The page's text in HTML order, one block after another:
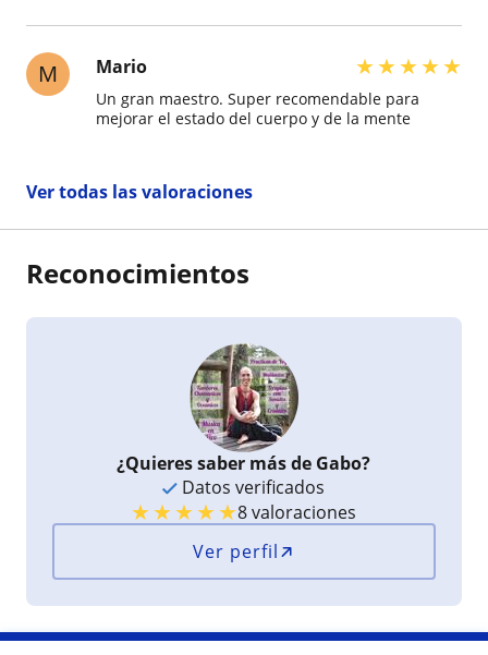
bienestar al finalizar la clase????
M Mario ★★★★★
Un gran maestro. Super recomendable para
mejorar el estado del cuerpo y de la mente
Ver todas las valoraciones
Reconocimientos
¿Quieres saber más de Gabo?
Datos verificados
★★★★★8 valoraciones
Ver perfil